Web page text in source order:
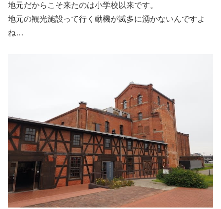
地元だからこそ来たのは小学校以来です。
地元の観光施設って行く動機が滅多に湧かないんですよ
ね…